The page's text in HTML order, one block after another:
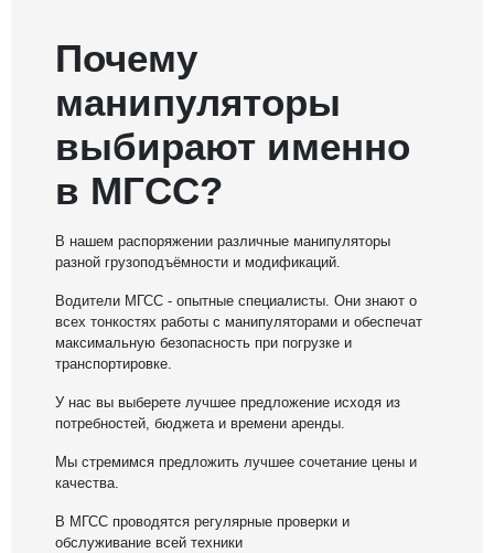
Почему
манипуляторы
выбирают именно
в МГСС?
В нашем распоряжении различные манипуляторы
разной грузоподъёмности и модификаций.
Водители МГСС - опытные специалисты. Они знают о
всех тонкостях работы с манипуляторами и обеспечат
максимальную безопасность при погрузке и
транспортировке.
У нас вы выберете лучшее предложение исходя из
потребностей, бюджета и времени аренды.
Мы стремимся предложить лучшее сочетание цены и
качества.
В МГСС проводятся регулярные проверки и
обслуживание всей техники